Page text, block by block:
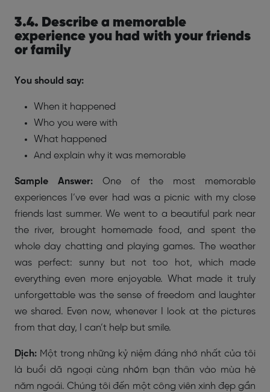
3.4. Describe a memorable
experience you had with your friends
or family
You should say:
When it happened
Who you were with
What happened
And explain why it was memorable
Sample Answer:One of the most memorable
experiences I’ve ever had was a picnic with my close
friends last summer. We went to a beautiful park near
the river, brought homemade food, and spent the
whole day chatting and playing games. The weather
was perfect: sunny but not too hot, which made
everything even more enjoyable. What made it truly
unforgettable was the sense of freedom and laughter
we shared. Even now, whenever I look at the pictures
from that day, I can’t help but smile.
Dịch: Một trong những kỷ niệm đáng nhớ nhất của tôi
là buổi dã ngoại cùng nhóm bạn thân vào mùa hè
năm ngoái. Chúng tôi đến một công viên xinh đẹp gần